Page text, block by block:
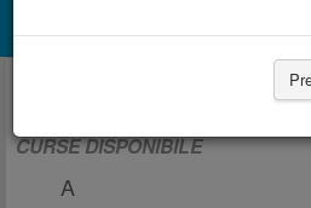
Caută cazare cu
Curse din şi spre
CURSE DISPONIBILE
A